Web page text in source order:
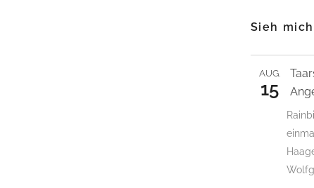
Sieh
AUG.
15